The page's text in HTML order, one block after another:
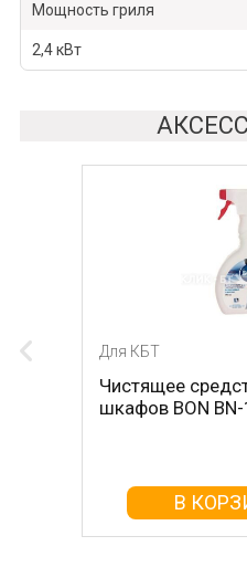
Мощность гриля
2,4 кВт
Для КБТ
Чистящее
шкафов BON
В
Для КБТ
Чистящее
шкафов MAGIC
В